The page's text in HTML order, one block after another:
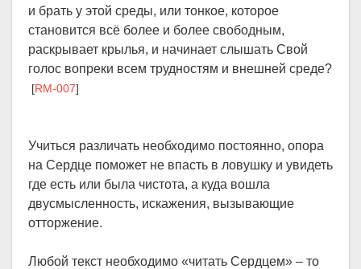
и брать у этой среды, или тонкое, которое
становится всё более и более свободным,
раскрывает крылья, и начинает слышать Свой
голос вопреки всем трудностям и внешней среде?
[RM-007]
Учиться различать необходимо постоянно, опора
на Сердце поможет не впасть в ловушку и увидеть
где есть или была чистота, а куда вошла
двусмысленность, искажения, вызывающие
отторжение.
Любой текст необходимо «читать Сердцем» – то